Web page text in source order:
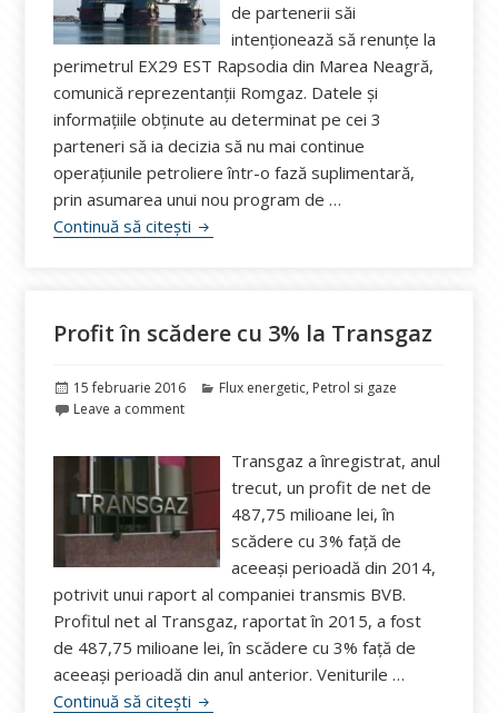
de partenerii săi
intenționează să renunțe la
perimetrul EX29 EST Rapsodia din Marea Neagră,
comunică reprezentanții Romgaz. Datele și
informațiile obținute au determinat pe cei 3
parteneri să ia decizia să nu mai continue
operațiunile petroliere într-o fază suplimentară,
prin asumarea unui nou program de …
Continuă să citești Romgaz, Lukoil și PanAtlantic
Profit în scădere cu 3% la Transgaz
Publicat
pe
15 februarie 2016 Categorii
Flux energetic, Petrol si gaze
Leave a comment
Transgaz a înregistrat, anul
trecut, un profit de net de
487,75 milioane lei, în
scădere cu 3% faţă de
aceeaşi perioadă din 2014,
potrivit unui raport al companiei transmis BVB.
Profitul net al Transgaz, raportat în 2015, a fost
de 487,75 milioane lei, în scădere cu 3% faţă de
aceeaşi perioadă din anul anterior. Veniturile …
Continuă să citești Profit în scădere cu 3% la Transgaz